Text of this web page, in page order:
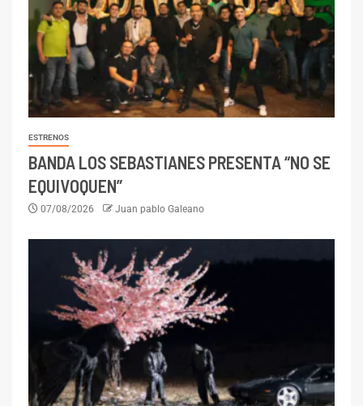
ESTRENOS
BANDA LOS SEBASTIANES PRESENTA “NO SE
EQUIVOQUEN”
07/08/2026 Juan pablo Galeano